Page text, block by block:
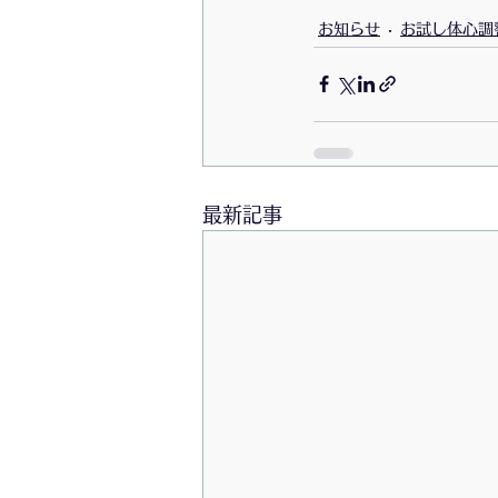
お知らせ お試し体心調
最新記事